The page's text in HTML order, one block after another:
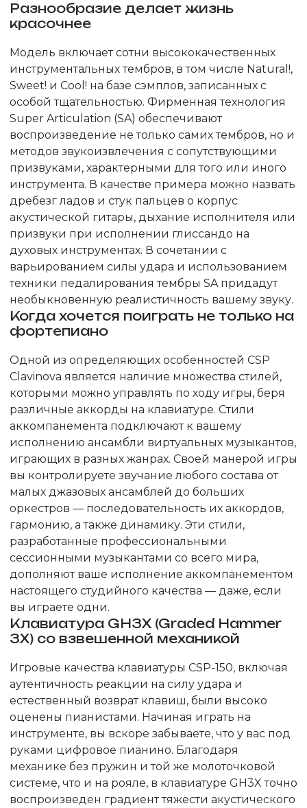
Разнообразие делает жизнь
красочнее
Модель включает сотни высококачественных
инструментальных тембров, в том числе Natural!,
Sweet! и Cool! на базе сэмплов, записанных с
особой тщательностью. Фирменная технология
Super Articulation (SA) обеспечивают
воспроизведение не только самих тембров, но и
методов звукоизвлечения с сопутствующими
призвуками, характерными для того или иного
инструмента. В качестве примера можно назвать
дребезг ладов и стук пальцев о корпус
акустической гитары, дыхание исполнителя или
призвуки при исполнении глиссандо на
духовых инструментах. В сочетании с
варьированием силы удара и использованием
техники педалирования тембры SA придадут
необыкновенную реалистичность вашему звуку.
Когда хочется поиграть не только на
фортепиано
Одной из определяющих особенностей CSP
Clavinova является наличие множества стилей,
которыми можно управлять по ходу игры, беря
различные аккорды на клавиатуре. Стили
аккомпанемента подключают к вашему
исполнению ансамбли виртуальных музыкантов,
играющих в разных жанрах. Своей манерой игры
вы контролируете звучание любого состава от
малых джазовых ансамблей до больших
оркестров — последовательность их аккордов,
гармонию, а также динамику. Эти стили,
разработанные профессиональными
сессионными музыкантами со всего мира,
дополняют ваше исполнение аккомпанементом
настоящего студийного качества — даже, если
вы играете одни.
Клавиатура GH3X (Graded Hammer
3X) со взвешенной механикой
Игровые качества клавиатуры CSP-150, включая
аутентичность реакции на силу удара и
естественный возврат клавиш, были высоко
оценены пианистами. Начиная играть на
инструменте, вы вскоре забываете, что у вас под
руками цифровое пианино. Благодаря
механике без пружин и той же молоточковой
системе, что и на рояле, в клавиатуре GH3X точно
воспроизведен градиент тяжести акустического